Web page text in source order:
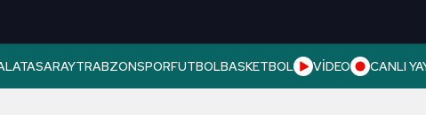
TRABZONSPORFUTBOLBASKETBOL VİDEO CANLI